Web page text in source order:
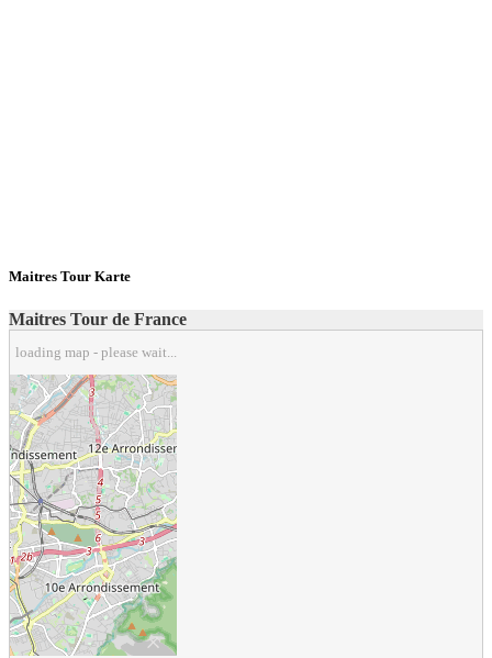
Maitres Tour Karte
Maitres Tour de France
loading map - please wait...